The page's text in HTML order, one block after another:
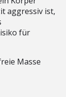
aggressiv ist,
für
Masse